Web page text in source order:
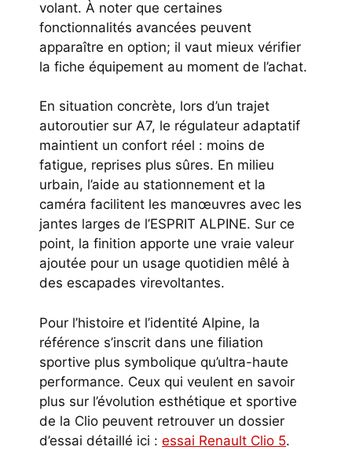
volant. À noter que certaines
fonctionnalités avancées peuvent
apparaître en option; il vaut mieux vérifier
la fiche équipement au moment de l’achat.
En situation concrète, lors d’un trajet
autoroutier sur A7, le régulateur adaptatif
maintient un confort réel : moins de
fatigue, reprises plus sûres. En milieu
urbain, l’aide au stationnement et la
caméra facilitent les manœuvres avec les
jantes larges de l’ESPRIT ALPINE. Sur ce
point, la finition apporte une vraie valeur
ajoutée pour un usage quotidien mêlé à
des escapades virevoltantes.
Pour l’histoire et l’identité Alpine, la
référence s’inscrit dans une filiation
sportive plus symbolique qu’ultra-haute
performance. Ceux qui veulent en savoir
plus sur l’évolution esthétique et sportive
de la Clio peuvent retrouver un dossier
d’essai détaillé ici : essai Renault Clio 5.